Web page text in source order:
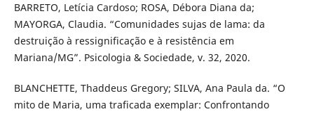
BARRETO, Letícia Cardoso; ROSA, Débora Diana da;
MAYORGA, Claudia. “Comunidades sujas de lama: da
destruição à ressignificação e à resistência em
Mariana/MG”. Psicologia & Sociedade, v. 32, 2020.
BLANCHETTE, Thaddeus Gregory; SILVA, Ana Paula da. “O
mito de Maria, uma traficada exemplar: Confrontando